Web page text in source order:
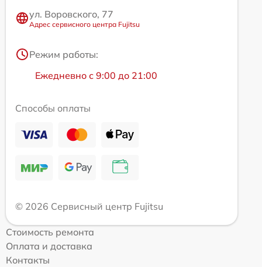
ул. Воровского, 77
Адрес сервисного центра Fujitsu
Режим работы:
Ежедневно с 9:00 до 21:00
Способы оплаты
© 2026 Сервисный центр Fujitsu
Стоимость ремонта
Оплата и доставка
Контакты